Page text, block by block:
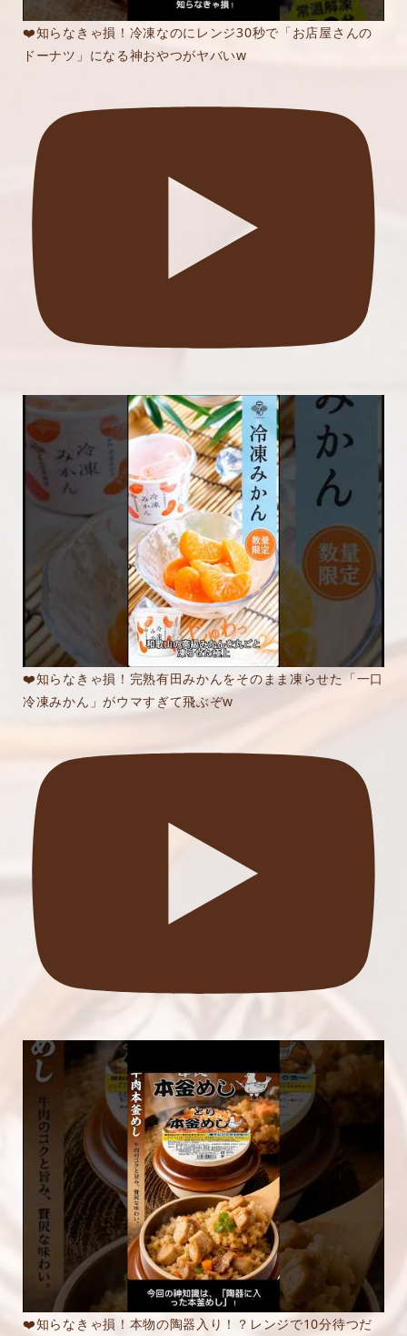
❤️知らなきゃ損！冷凍なのにレンジ30秒で「お店屋さんの
ドーナツ」になる神おやつがヤバいw
❤️知らなきゃ損！完熟有田みかんをそのまま凍らせた「一口
冷凍みかん」がウマすぎて飛ぶぞw
❤️知らなきゃ損！本物の陶器入り！？レンジで10分待つだ